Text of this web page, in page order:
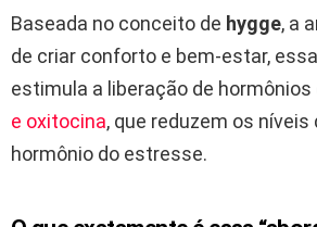
Baseada no conceito de hygge, a
de criar conforto e bem-estar,
estimula a liberação de hormônios
e oxitocina, que reduzem os níveis
hormônio do estresse.